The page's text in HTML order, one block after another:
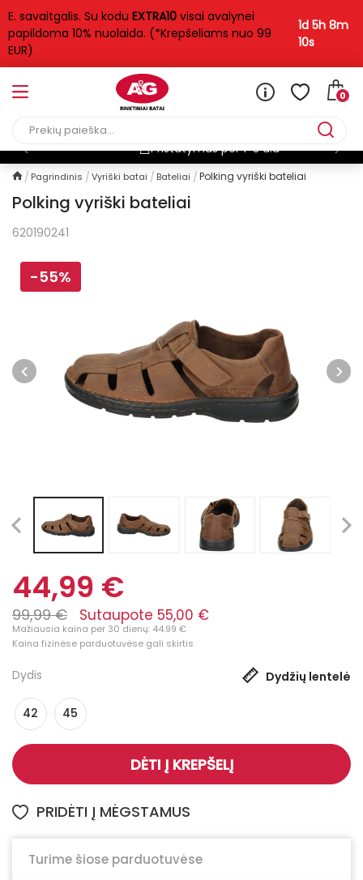
E. savaitgalis. Su kodu EXTRA10 visai avalynei
papildoma 10% nuolaida. (*Krepšeliams nuo 99
EUR)
1d 5h 8m
10s
0
Nemokamas pristatymas*
Pagrindinis Vyriški batai Bateliai Polking vyriški bateliai
Polking vyriški bateliai
620190241
-55%
44,99 €
99,99 € Sutaupote 55,00 €
Mažiausia kaina per 30 dienų: 44.99 €
Kaina fizinėse parduotuvėse gali skirtis
Dydis Dydžių lentelė
42 45
DĖTI Į KREPŠELĮ
PRIDĖTI Į MĖGSTAMUS
Turime šiose parduotuvėse